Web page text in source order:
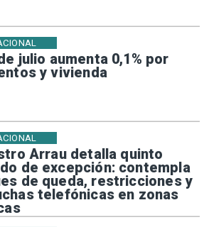
de julio aumenta 0,1% por
y vivienda
Arrau detalla quinto
de excepción: contempla
de queda, restricciones y
telefónicas en zonas